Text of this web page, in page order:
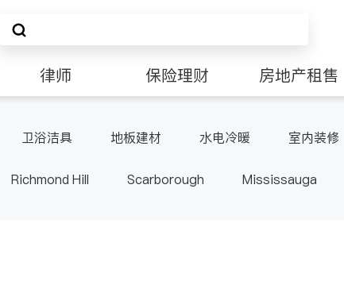
律师 保险理财 房地产租售
卫浴洁具 地板建材 水电冷暖 室内装修
Richmond Hill Scarborough Mississauga